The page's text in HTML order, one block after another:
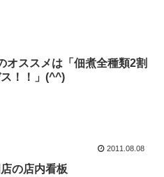
オススメは「佃煮全種類2割
！！」(^^)
2011.08.08
の店内看板